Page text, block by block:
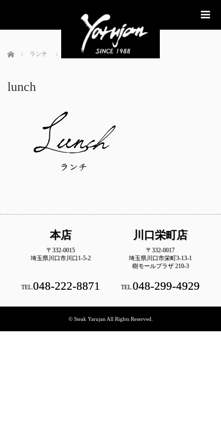
ホーム ランチ
lunch
本店
〒332-0015
埼玉県川口市川口1-5-2
TEL. 048-222-8871
川口栄町店
〒332-0017
埼玉県川口市栄町3-13-1
樹モールプラザ 210-3
TEL.048-299-4929
© Steak Yarujan All Rights Reserved.